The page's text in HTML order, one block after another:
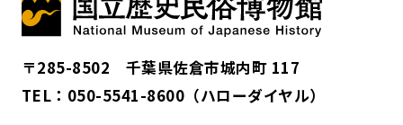
〒285-8502 千葉県佐倉市城内町 117
TEL： 050-5541-8600 （ハローダイヤル）